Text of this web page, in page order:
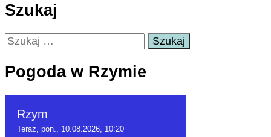
Szukaj
Szukaj:
Pogoda w Rzymie